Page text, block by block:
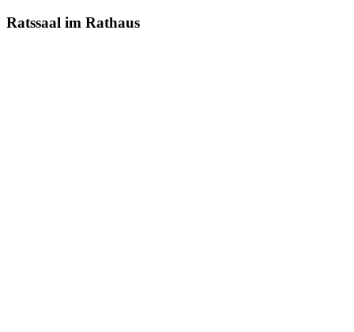
Ratssaal im Rathaus